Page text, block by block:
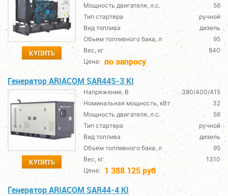
КУПИТЬ
Мощность двигателя, л.с.
56
Тип стартера
ручной
Вид топлива
дизель
Объем топливного бака, л
95
Вес, кг
840
Цена: по запросу
Генератор ARIACOM SAR44S-3 KI
КУПИТЬ
Напряжение, В
380/400/415
Номинальная мощность, кВт
32
Мощность двигателя, л.с.
56
Тип стартера
ручной
Вид топлива
дизель
Объем топливного бака, л
95
Вес, кг
1310
Цена: 1 388 125 руб
Генератор ARIACOM SAR44-4 KI